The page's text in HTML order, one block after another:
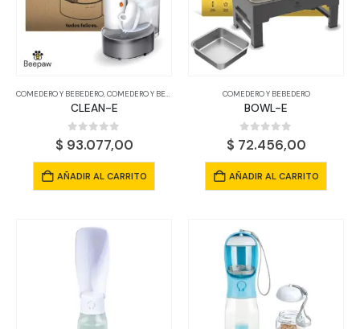
COMEDERO Y BEBEDERO,COMEDERO Y BEBEDERO
CLEAN-E
0 out of 5
$ 93.077,00
AÑADIR AL CARRITO
COMEDERO Y BEBEDERO
BOWL-E
0 out of 5
$ 72.456,00
AÑADIR AL CARRITO